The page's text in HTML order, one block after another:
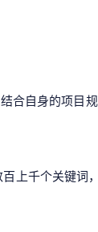
合自身的项目规
上千个关键词